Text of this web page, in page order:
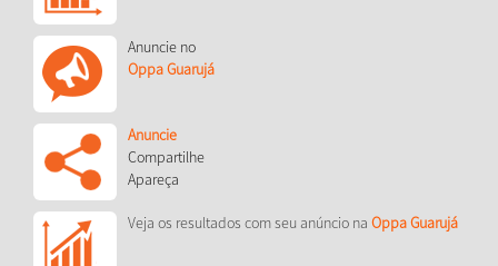
Anuncie no
Oppa Guarujá
Anuncie
Compartilhe
Apareça
Veja os resultados com seu anúncio na Oppa Guarujá